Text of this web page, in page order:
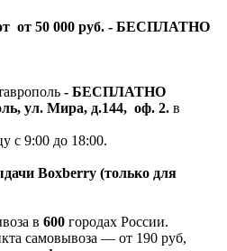
от от 50 000 руб. - БЕСПЛАТНО
- БЕСПЛАТНО
ул. Мира, д.144, оф. 2. в
с 9:00 до 18:00.
Boxberry (только для
в 600 городах России.
самовывоза — от 190 руб,